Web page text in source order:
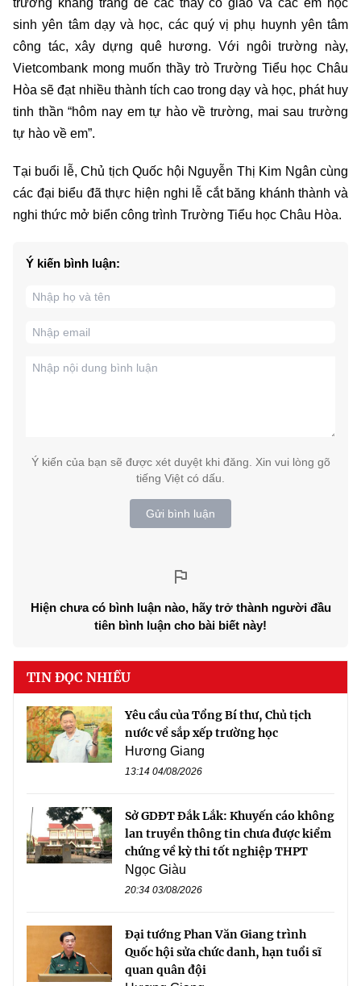
sinh yên tâm dạy và học, các quý vị phụ huynh yên tâm
công tác, xây dựng quê hương. Với ngôi trường này,
Vietcombank mong muốn thầy trò Trường Tiểu học Châu
Hòa sẽ đạt nhiều thành tích cao trong dạy và học, phát huy
tinh thần “hôm nay em tự hào về trường, mai sau trường
tự hào về em”.
Tại buổi lễ, Chủ tịch Quốc hội Nguyễn Thị Kim Ngân cùng
các đại biểu đã thực hiện nghi lễ cắt băng khánh thành và
nghi thức mở biển công trình Trường Tiểu học Châu Hòa.
Ý kiến bình luận:
Ý kiến của bạn sẽ được xét duyệt khi đăng. Xin vui lòng gõ
tiếng Việt có dấu.
Gửi bình luận
Hiện chưa có bình luận nào, hãy trở thành người đầu
tiên bình luận cho bài biết này!
TIN ĐỌC NHIỀU
Yêu cầu của Tổng Bí thư, Chủ tịch
nước về sắp xếp trường học
Hương Giang
13:14 04/08/2026
Sở GDĐT Đắk Lắk: Khuyến cáo không
lan truyền thông tin chưa được kiểm
chứng về kỳ thi tốt nghiệp THPT
Ngọc Giàu
20:34 03/08/2026
Đại tướng Phan Văn Giang trình
Quốc hội sửa chức danh, hạn tuổi sĩ
quan quân đội